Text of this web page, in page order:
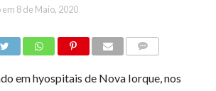
em 8 de Maio, 2020
em hyospitais de Nova Iorque, nos